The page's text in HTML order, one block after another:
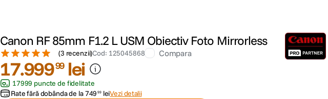
Canon RF 85mm F1.2 L USM Obiectiv Foto Mirrorless
(3 recenzii)Cod: 125045868 Compara
17.99999 lei
17999 puncte de fidelitate
Rate fără dobânda de la749 99 leiVezi detalii